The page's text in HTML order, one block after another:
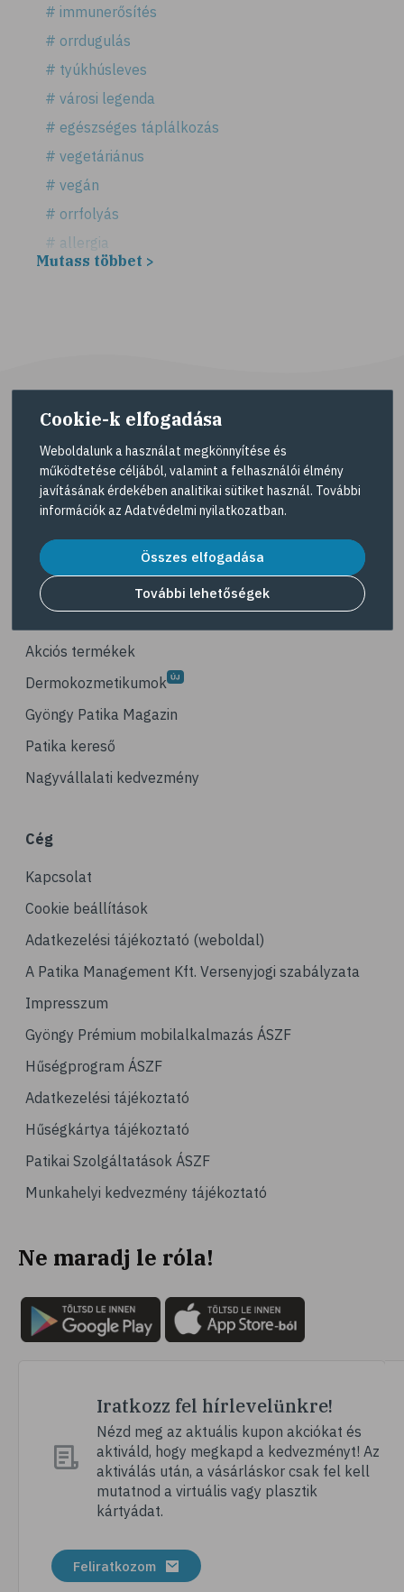
# immunerősítés
# orrdugulás
# tyúkhúsleves
# városi legenda
# egészséges táplálkozás
# vegetáriánus
# vegán
# orrfolyás
# allergia
# légúti allergia
# görögdinnye
# mogyoró
# ásványi anyagok
# immunrendszer
# antioxidáns
# gyógynövények
# tea
# homoktövis
# @egeszsegmagazin
# B-vitamin
# vérszegénység
# stressz
# stresszcsökkentés
# avokádó
# tej
# áfonya
# bogyós gyümölcsök
# joghurt
# alma
# gyümölcsök
# emésztés
# székrekedés
# rostok
# multivitamin
# ásványi anyag
# pezsgőtabletta
# gumivitamin
# mikrotápanyag
# gesztenye
Mutass többet >
A Gyöngy gyógyszertárat közforgalmú
gyógyszertárként üzemeltető egyes gazdasági
társaságok felelnek az adott gyógyszertár
elérhetőségeit a
Gyógyszertár kereső oldalon
tekintheti meg.
Navigáció
Akciós termékek
Dermokozmetikumok
Gyöngy Patika Magazin
Patika kereső
Nagyvállalati kedvezmény
Cég
Kapcsolat
Cookie beállítások
Adatkezelési tájékoztató (weboldal)
A Patika Management Kft. Versenyjogi szabályzata
Impresszum
Gyöngy Prémium mobilalkalmazás ÁSZF
Hűségprogram ÁSZF
Adatkezelési tájékoztató
Hűségkártya tájékoztató
Patikai Szolgáltatások ÁSZF
Munkahelyi kedvezmény tájékoztató
Ne maradj le róla!
Iratkozz fel hírlevelünkre!
Nézd meg az aktuális kupon akciókat és
aktiváld, hogy megkapd a kedvezményt! Az
aktiválás után, a vásárláskor csak fel kell
mutatnod a virtuális vagy plasztik
kártyádat.
Feliratkozom
Cookie-k elfogadása
Weboldalunk a használat megkönnyítése és
működtetése céljából, valamint a felhasználói élmény
javításának érdekében analitikai sütiket használ. További
információk az Adatvédelmi nyilatkozatban.
Összes elfogadása
További lehetőségek